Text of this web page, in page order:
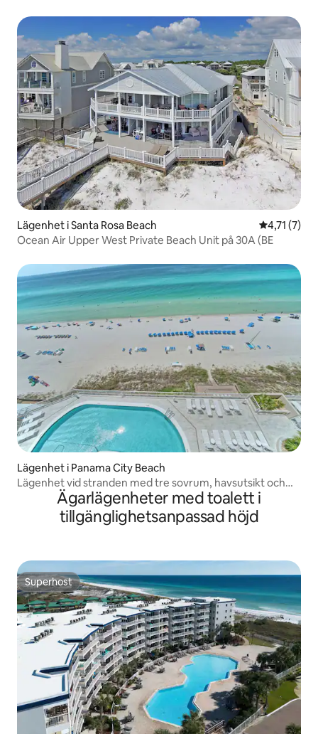
Lägenhet i Santa Rosa Beach 4,71 av 5 i
4,71 (7)
Ocean Air Upper West Private Beach Unit på 30A (BE
Lägenhet i Panama City Beach
Lägenhet vid stranden med tre sovrum, havsutsikt och
Ägarlägenheter med toalett i
tillgänglighetsanpassad höjd
Superhost
Superhost